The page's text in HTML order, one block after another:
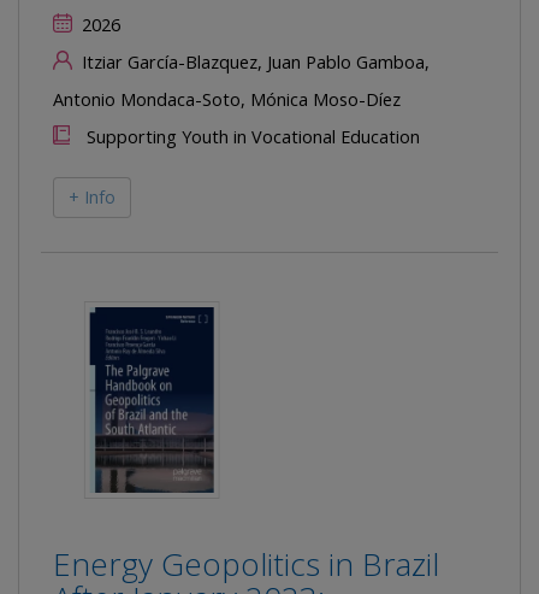
2026
Itziar García-Blazquez, Juan Pablo Gamboa,
Antonio Mondaca-Soto, Mónica Moso-Díez
Supporting Youth in Vocational Education
+ Info
Energy Geopolitics in Brazil